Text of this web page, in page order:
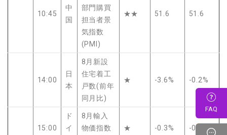
10:45
中
国
部門購買
担当者景
気指数
(PMI)
★★ 51.6 51.6
14:00
日
本
8月新設
住宅着工
戸数(前年
同月比)
★ -3.6% -0.2%
15:00
ド
イ
8月輸入
物価指数
★ -0.3% -0.4%
FAQ